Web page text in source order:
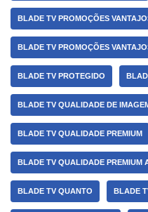
BLADE TV PROMOÇÕES
BLADE TV PROMOÇÕES
BLADE TV PROTEGIDO
BLADE TV QUALIDADE DE
BLADE TV QUALIDADE PREMIUM
BLADE TV QUALIDADE PREMIUM
BLADE TV QUANTO BLADE